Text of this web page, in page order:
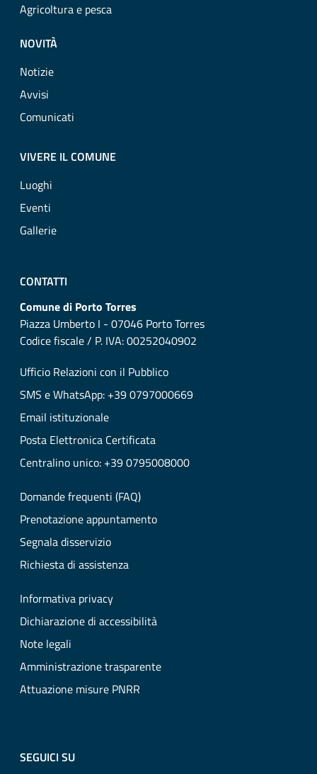
Agricoltura e pesca
NOVITÀ
Notizie
Avvisi
Comunicati
VIVERE IL COMUNE
Luoghi
Eventi
Gallerie
CONTATTI
Comune di Porto Torres
Piazza Umberto I - 07046 Porto Torres
Codice fiscale / P. IVA: 00252040902
Ufficio Relazioni con il Pubblico
SMS e WhatsApp: +39 0797000669
Email istituzionale
Posta Elettronica Certificata
Centralino unico: +39 0795008000
Domande frequenti (FAQ)
Prenotazione appuntamento
Segnala disservizio
Richiesta di assistenza
Informativa privacy
Dichiarazione di accessibilità
Note legali
Amministrazione trasparente
Attuazione misure PNRR
SEGUICI SU